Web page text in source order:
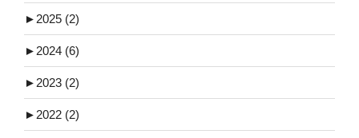
► 2025 (2)
► 2024 (6)
► 2023 (2)
► 2022 (2)